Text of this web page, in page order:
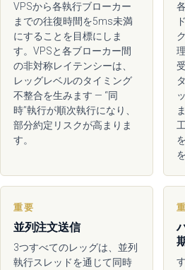
VPSから各執行ブローカー
までの往復時間を5ms未満
にすることを目標にしま
す。VPSと各ブローカー間
の非対称レイテンシーは、
レッグレベルのタイミング
不整合を生みます — “同
時”執行が順次執行になり、
部分約定リスクが高まりま
す。
重要
並列注文送信
3つすべてのレッグは、並列
執行スレッドを通じて同時